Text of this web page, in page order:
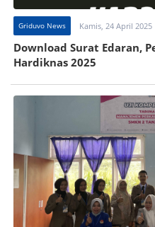
Griduvo News Kamis, 24 April 2025
Download Surat Edaran,
Hardiknas 2025